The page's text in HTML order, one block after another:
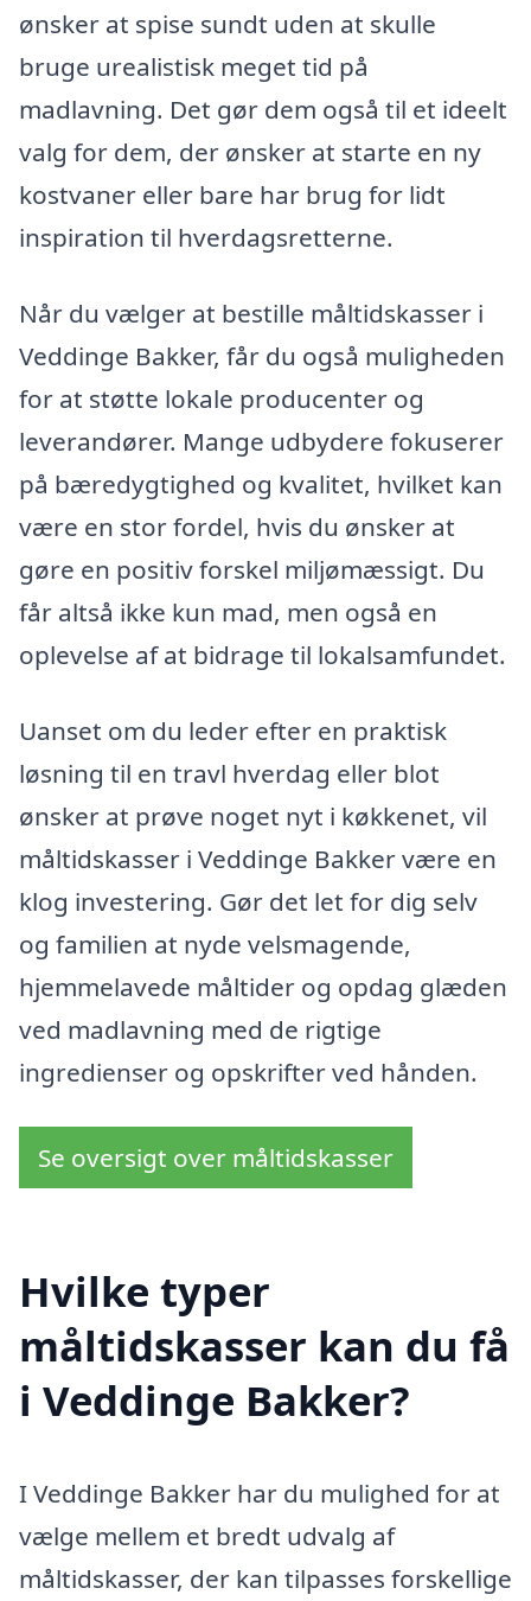
ønsker at spise sundt uden at skulle
bruge urealistisk meget tid på
madlavning. Det gør dem også til et ideelt
valg for dem, der ønsker at starte en ny
kostvaner eller bare har brug for lidt
inspiration til hverdagsretterne.
Når du vælger at bestille måltidskasser i
Veddinge Bakker, får du også muligheden
for at støtte lokale producenter og
leverandører. Mange udbydere fokuserer
på bæredygtighed og kvalitet, hvilket kan
være en stor fordel, hvis du ønsker at
gøre en positiv forskel miljømæssigt. Du
får altså ikke kun mad, men også en
oplevelse af at bidrage til lokalsamfundet.
Uanset om du leder efter en praktisk
løsning til en travl hverdag eller blot
ønsker at prøve noget nyt i køkkenet, vil
måltidskasser i Veddinge Bakker være en
klog investering. Gør det let for dig selv
og familien at nyde velsmagende,
hjemmelavede måltider og opdag glæden
ved madlavning med de rigtige
ingredienser og opskrifter ved hånden.
Se oversigt over måltidskasser
Hvilke typer
måltidskasser kan du få
i Veddinge Bakker?
I Veddinge Bakker har du mulighed for at
vælge mellem et bredt udvalg af
måltidskasser, der kan tilpasses forskellige